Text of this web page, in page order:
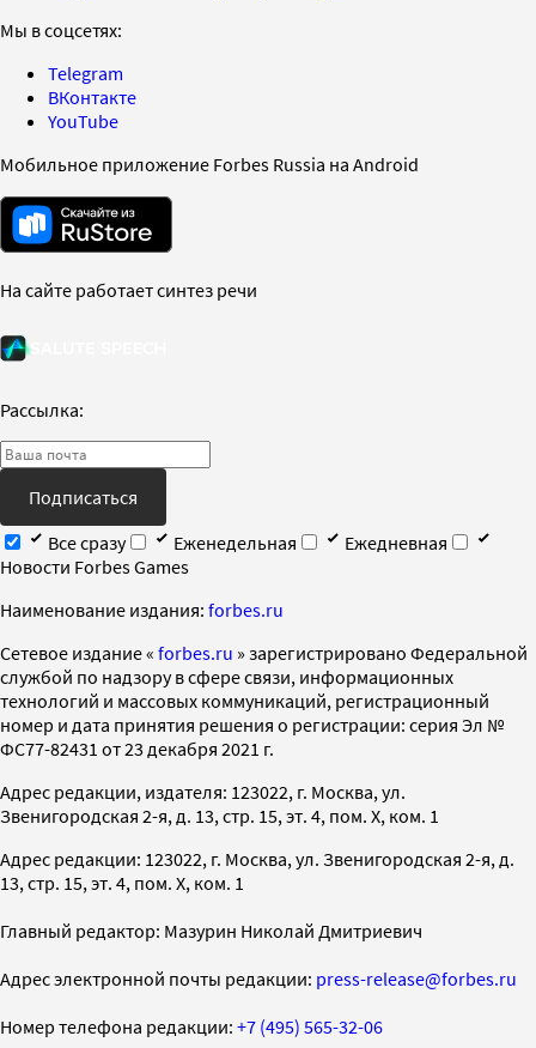
Мы в соцсетях:
Telegram
ВКонтакте
YouTube
Мобильное приложение Forbes Russia на Android
На сайте работает синтез речи
Рассылка:
Подписаться
Все сразу
Еженедельная
Ежедневная
Новости Forbes Games
Наименование издания: forbes.ru
Cетевое издание « forbes.ru » зарегистрировано Федеральной
службой по надзору в сфере связи, информационных
технологий и массовых коммуникаций, регистрационный
номер и дата принятия решения о регистрации: серия Эл №
ФС77-82431 от 23 декабря 2021 г.
Адрес редакции, издателя: 123022, г. Москва, ул.
Звенигородская 2-я, д. 13, стр. 15, эт. 4, пом. X, ком. 1
Адрес редакции: 123022, г. Москва, ул. Звенигородская 2-я, д.
13, стр. 15, эт. 4, пом. X, ком. 1
Главный редактор: Мазурин Николай Дмитриевич
Адрес электронной почты редакции: press-release@forbes.ru
Номер телефона редакции: +7 (495) 565-32-06